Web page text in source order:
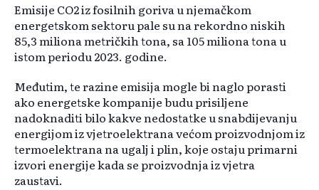
Emisije CO2 iz fosilnih goriva u njemačkom
energetskom sektoru pale su na rekordno niskih
85,3 miliona metričkih tona, sa 105 miliona tona u
istom periodu 2023. godine.
Međutim, te razine emisija mogle bi naglo porasti
ako energetske kompanije budu prisiljene
nadoknaditi bilo kakve nedostatke u snabdijevanju
energijom iz vjetroelektrana većom proizvodnjom iz
termoelektrana na ugalj i plin, koje ostaju primarni
izvori energije kada se proizvodnja iz vjetra
zaustavi.